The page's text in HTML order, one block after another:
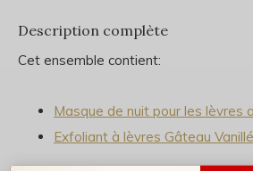
Description complète
Cet ensemble contient:
Masque de nuit pour les lèvres
Exfoliant à lèvres Gâteau Vanillé